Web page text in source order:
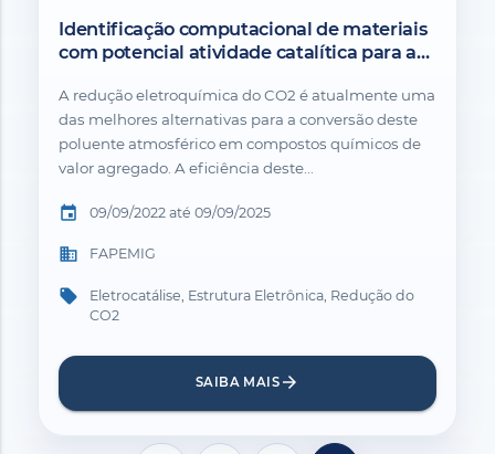
Identificação computacional de materiais
com potencial atividade catalítica para a
agregado.
A redução eletroquímica do CO2 é atualmente uma
das melhores alternativas para a conversão deste
poluente atmosférico em compostos químicos de
valor agregado. A eficiência deste...
event 09/09/2022 até 09/09/2025
business FAPEMIG
local_offer
Eletrocatálise, Estrutura Eletrônica, Redução do
CO2
SAIBA MAIS arrow_forward